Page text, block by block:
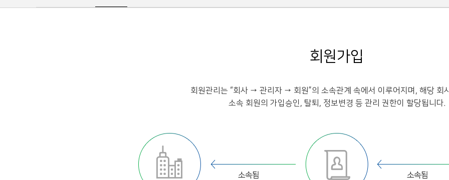
회원가입
회원관리는 “회사 → 관리자 → 회원”의 소속관계 속에서 이루어지며, 해당 회
소속 회원의 가입승인, 탈퇴, 정보변경 등 관리 권한이 할당됩니다.